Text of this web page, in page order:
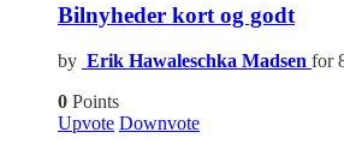
Bilnyheder kort og godt
by Erik Hawaleschka Madsen for
0 Points
Upvote Downvote